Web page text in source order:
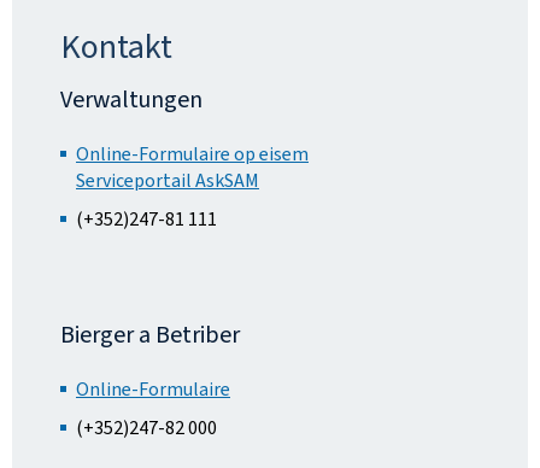
Kontakt
Verwaltungen
Online-Formulaire op eisem
Serviceportail AskSAM
(+352)247-81 111
Bierger a Betriber
Online-Formulaire
(+352)247-82 000